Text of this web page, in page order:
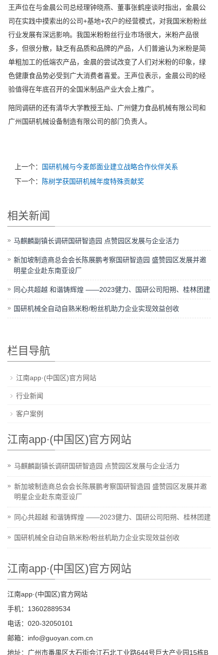
王声位在与金晨公司总经理钟晓燕、董事张鹤座谈时指出，金晨公
司在实践中摸索出的公司+基地+农户的经营模式，对我国米粉粉丝
行业发展有深远影响。我国米粉粉丝行业市场很大，米粉产品很
多，但很分散，缺乏有品质和品牌的产品，人们普遍认为米粉是简
单粗加工的低端农产品，金晨的尝试改变了人们对米粉的印象，绿
色健康食品势必受到广大消费者喜爱。王声位表示，金晨公司的经
验值得在年底召开的全国米制品产业大会上推广。
陪同调研的还有清华大学教授王灿、广州健力食品机械有限公司和
广州国研机械设备制造有限公司的部门负责人。
上一个：
国研机械与今麦郎面业建立战略合作伙伴关系
下一个：
陈树学获国研机械年度特殊贡献奖
相关新闻
马麒麟副镇长调研国研智造园 点赞园区发展与企业活力
新加坡制造商总会会长陈展鹏考察国研智造园 盛赞园区发展并邀
明星企业赴东南亚设厂
同心共超越 和谐铸辉煌 ——2023健力、国研公司阳朔、桂林团建
国研机械全自动自熟米粉/粉丝机助力企业实现效益创收
栏目导航
江南app·(中国区)官方网站
行业新闻
客户案例
江南app·(中国区)官方网站
马麒麟副镇长调研国研智造园 点赞园区发展与企业活力
新加坡制造商总会会长陈展鹏考察国研智造园 盛赞园区发展并邀
明星企业赴东南亚设厂
同心共超越 和谐铸辉煌 ——2023健力、国研公司阳朔、桂林团建
国研机械全自动自熟米粉/粉丝机助力企业实现效益创收
江南app·(中国区)官方网站
江南app·(中国区)官方网站
手机：13602889534
电话：020-32050101
邮箱：info@guoyan.com.cn
地址：广州市番禺区大石街会江石北工业路644号巨大产业园15栋B